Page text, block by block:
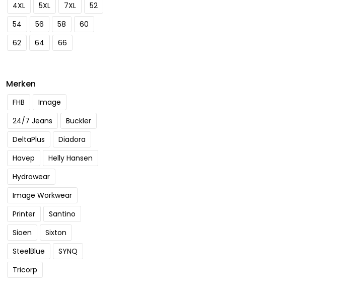
4XL
5XL 7XL
52
54
56 58
60
62
64 66
Merken
FHB
Image
24/7 Jeans
Buckler
DeltaPlus
Diadora
Havep
Helly Hansen
Hydrowear
Image Workwear
Printer
Santino
Sioen
Sixton
SteelBlue
SYNQ
Tricorp